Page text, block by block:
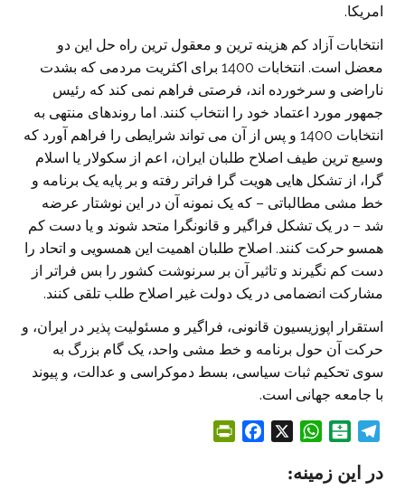
امریکا.
انتخابات آزاد کم هزینه ترین و معقول ترین راه حل این دو
معضل است. انتخابات 1400 برای اکثریت مردمی که بشدت
ناراضی و سرخورده اند، فرصتی فراهم نمی کند که رئیس
جمهور مورد اعتماد خود را انتخاب کنند. اما روندهای منتهی به
انتخابات 1400 و پس از آن می تواند شرایطی را فراهم آورد که
وسیع ترین طیف اصلاح طلبان ایران، اعم از سکولار یا اسلام
گرا، از تشکل هایی هویت گرا فراتر رفته و بر پایه یک برنامه و
خط مشی مطالباتی – که یک نمونه آن در این نوشتار عرضه
شد – در یک تشکل فراگیر و قانونگرا متحد شوند و یا دست کم
همسو حرکت کنند. اصلاح طلبان اهمیت این همسویی و اتحاد را
دست کم نگیرند و تاثیر آن بر سرنوشت کشور را بس فراتر از
مشارکت انضمامی در یک دولت غیر اصلاح طلب تلقی کنند.
استقرار اپوزیسیون قانونی، فراگیر و مسئولیت پذیر در ایران، و
حرکت آن حول برنامه و خط مشی واحد، یک گام بزرگ به
سوی تحکیم ثبات سیاسی، بسط دموکراسی و عدالت، و پیوند
با جامعه جهانی است.
l
W
a
در این زمینه: